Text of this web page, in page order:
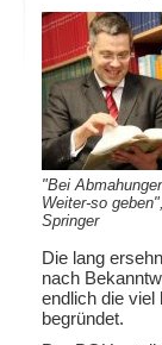
"Bei
Weiter-so
Springer
Die lang
nach
endlich die viel
begründet.